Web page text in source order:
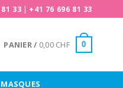
33 | +41 76 696 81 33
PANIER / 0,00 CHF 0
MASQUES